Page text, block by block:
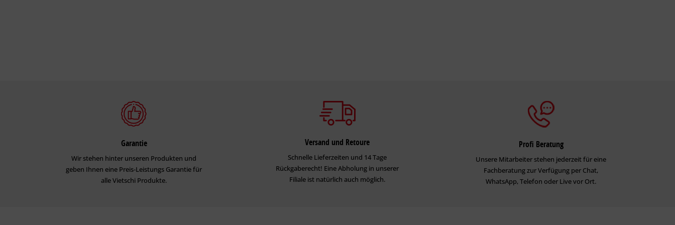
Garantie
Wir stehen hinter unseren Produkten und
geben Ihnen eine Preis-Leistungs Garantie für
alle Vietschi Produkte.
Versand und Retoure
Schnelle Lieferzeiten und 14 Tage
Rückgaberecht! Eine Abholung in unserer
Filiale ist natürlich auch möglich.
Profi Beratung
Unsere Mitarbeiter stehen jederzeit für eine
Fachberatung zur Verfügung per Chat,
WhatsApp, Telefon oder Live vor Ort.